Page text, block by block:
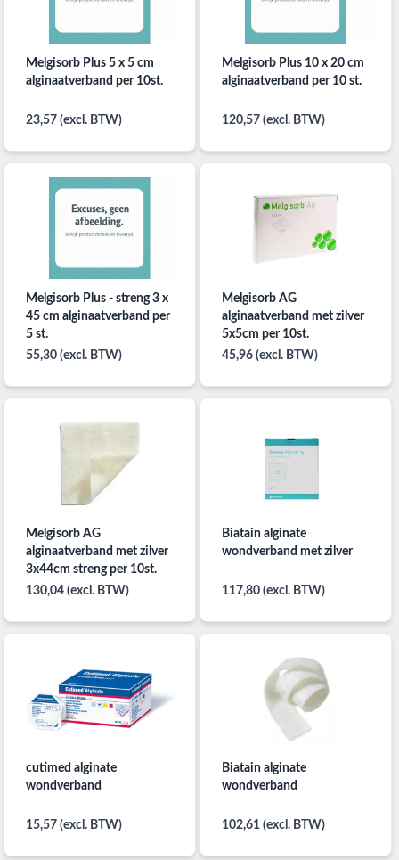
Melgisorb Plus 5 x 5 cm
alginaatverband per 10st.
23,57 (excl. BTW)
Melgisorb Plus 10 x 20 cm
alginaatverband per 10 st.
120,57 (excl. BTW)
Melgisorb Plus - streng 3 x
45 cm alginaatverband per
5 st.
55,30 (excl. BTW)
Melgisorb AG
alginaatverband met zilver
5x5cm per 10st.
45,96 (excl. BTW)
Melgisorb AG
alginaatverband met zilver
3x44cm streng per 10st.
130,04 (excl. BTW)
Biatain alginate
wondverband met zilver
117,80 (excl. BTW)
cutimed alginate
wondverband
15,57 (excl. BTW)
Biatain alginate
wondverband
102,61 (excl. BTW)